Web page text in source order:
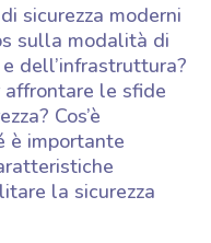
sicurezza moderni
sulla modalità di
dell’infrastruttura?
le sfide
Cos’è
è importante
la sicurezza